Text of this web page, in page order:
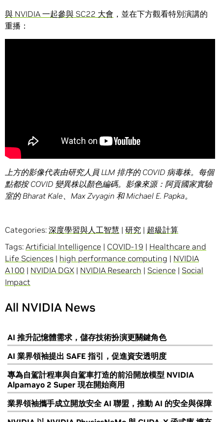
與 NVIDIA 一起參與 SC22 大會 ，並在下方觀看特別演講的
重播：
上方的影像代表由研究人員 LLM 排序的 COVID 病毒株。每個
點都按 COVID 變異株以顏色編碼。影像來源：阿貢國家實驗
室的 Bharat Kale、Max Zvyagin 和 Michael E. Papka。
Categories: 深度學習與人工智慧 | 研究 | 超級計算
Tags: Artificial Intelligence | COVID-19 | Healthcare and
Life Sciences | high performance computing | NVIDIA
A100 | NVIDIA DGX | NVIDIA Research | Science | Social
Impact
All NVIDIA News
AI 推升記憶體需求，儲存技術扮演更關鍵角色
AI 業界領袖提出 SAFE 指引，促進資安透明度
專為自駕計程車與自駕車打造的前沿開放模型 NVIDIA
Alpamayo 2 Super 現在開始商用
業界領袖攜手成立開放安全 AI 聯盟，推動 AI 的安全與保障